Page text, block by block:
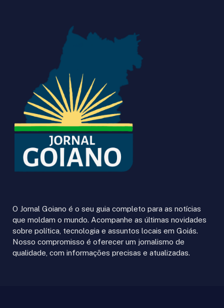
O Jornal Goiano é o seu guia completo para as notícias
que moldam o mundo. Acompanhe as últimas novidades
sobre política, tecnologia e assuntos locais em Goiás.
Nosso compromisso é oferecer um jornalismo de
qualidade, com informações precisas e atualizadas.